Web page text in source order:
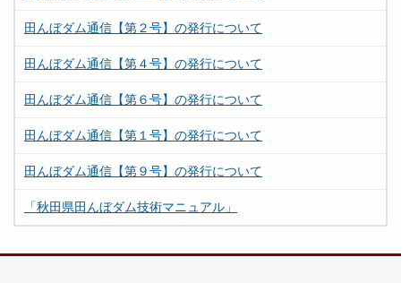
田んぼダム通信【第２号】の発行について
田んぼダム通信【第４号】の発行について
田んぼダム通信【第６号】の発行について
田んぼダム通信【第１号】の発行について
田んぼダム通信【第９号】の発行について
「秋田県田んぼダム技術マニュアル」